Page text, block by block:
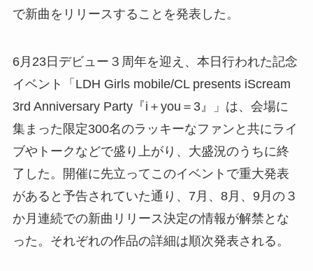
で新曲をリリースすることを発表した。
6月23日デビュー３周年を迎え、本日行われた記念
イベント「LDH Girls mobile/CL presents iScream
3rd Anniversary Party『i＋you＝3』」は、会場に
集まった限定300名のラッキーなファンと共にライ
ブやトークなどで盛り上がり、大盛況のうちに終
了した。開催に先立ってこのイベントで重大発表
があると予告されていた通り、7月、8月、9月の３
か月連続での新曲リリース決定の情報が解禁とな
った。それぞれの作品の詳細は順次発表される。